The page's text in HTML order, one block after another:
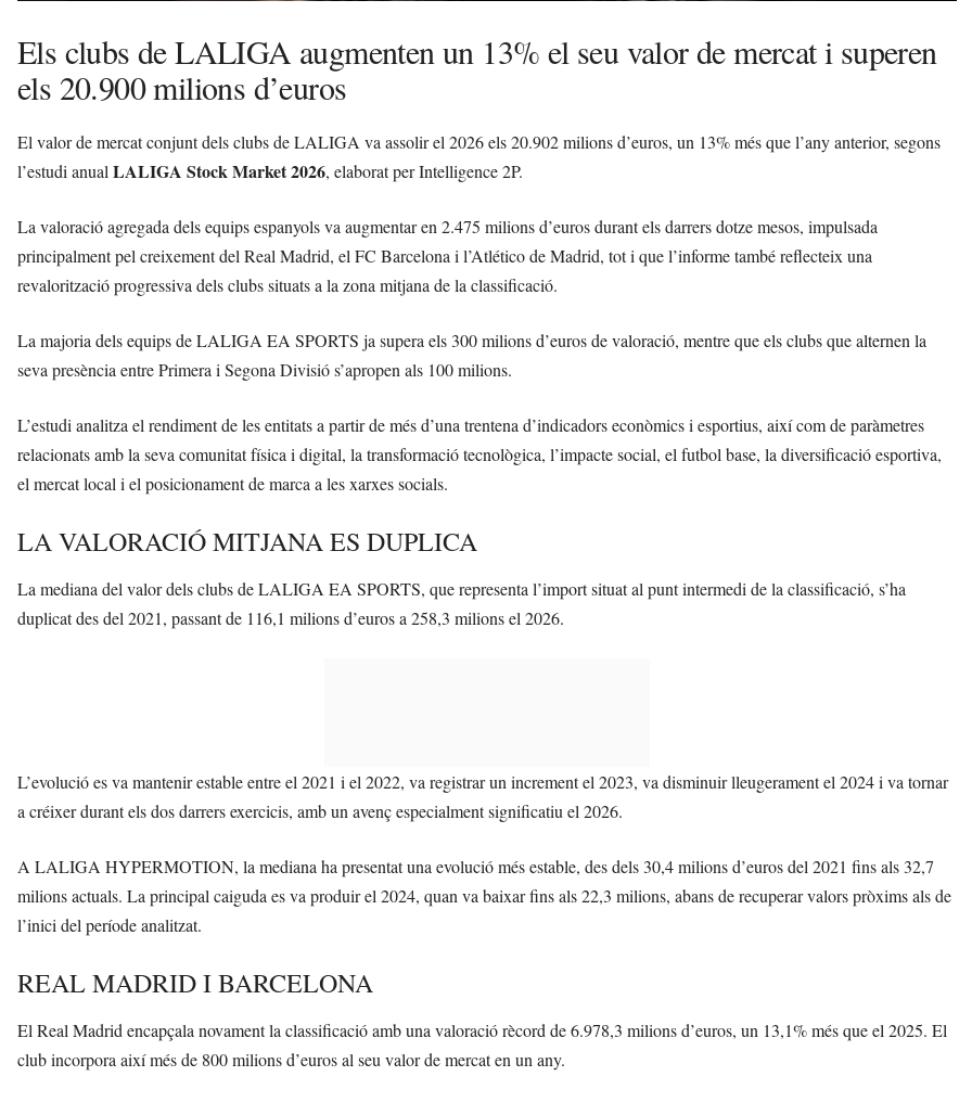
Els clubs de LALIGA augmenten un 13% el seu valor de mercat i superen
els 20.900 milions d’euros
El valor de mercat conjunt dels clubs de LALIGA va assolir el 2026 els 20.902 milions d’euros, un 13% més que l’any anterior, segons
l’estudi anual LALIGA Stock Market 2026, elaborat per Intelligence 2P.
La valoració agregada dels equips espanyols va augmentar en 2.475 milions d’euros durant els darrers dotze mesos, impulsada
principalment pel creixement del Real Madrid, el FC Barcelona i l’Atlético de Madrid, tot i que l’informe també reflecteix una
revalorització progressiva dels clubs situats a la zona mitjana de la classificació.
La majoria dels equips de LALIGA EA SPORTS ja supera els 300 milions d’euros de valoració, mentre que els clubs que alternen la
seva presència entre Primera i Segona Divisió s’apropen als 100 milions.
L’estudi analitza el rendiment de les entitats a partir de més d’una trentena d’indicadors econòmics i esportius, així com de paràmetres
relacionats amb la seva comunitat física i digital, la transformació tecnològica, l’impacte social, el futbol base, la diversificació esportiva,
el mercat local i el posicionament de marca a les xarxes socials.
LA VALORACIÓ MITJANA ES DUPLICA
La mediana del valor dels clubs de LALIGA EA SPORTS, que representa l’import situat al punt intermedi de la classificació, s’ha
duplicat des del 2021, passant de 116,1 milions d’euros a 258,3 milions el 2026.
L’evolució es va mantenir estable entre el 2021 i el 2022, va registrar un increment el 2023, va disminuir lleugerament el 2024 i va tornar
a créixer durant els dos darrers exercicis, amb un avenç especialment significatiu el 2026.
A LALIGA HYPERMOTION, la mediana ha presentat una evolució més estable, des dels 30,4 milions d’euros del 2021 fins als 32,7
milions actuals. La principal caiguda es va produir el 2024, quan va baixar fins als 22,3 milions, abans de recuperar valors pròxims als de
l’inici del període analitzat.
REAL MADRID I BARCELONA
El Real Madrid encapçala novament la classificació amb una valoració rècord de 6.978,3 milions d’euros, un 13,1% més que el 2025. El
club incorpora així més de 800 milions d’euros al seu valor de mercat en un any.